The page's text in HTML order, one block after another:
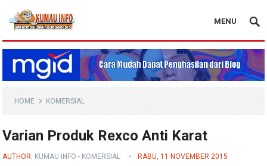
Blog Kumau Info
MENU
HOME KOMERSIAL
Varian Produk Rexco Anti Karat
AUTHOR: KUMAU INFO - KOMERSIAL RABU, 11 NOVEMBER 2015